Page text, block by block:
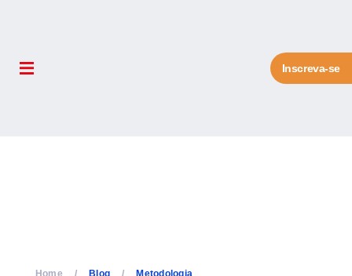
Inscreva-se
Home Blog Metodologia